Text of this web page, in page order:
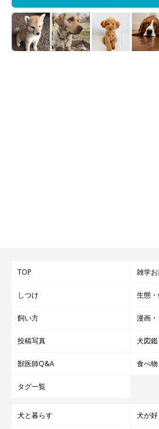
TOP 雑学
しつけ 生態
飼い方 漫画
投稿写真 犬図鑑
獣医師Q&A 食べ物
タグ一覧
犬と暮らす 犬が